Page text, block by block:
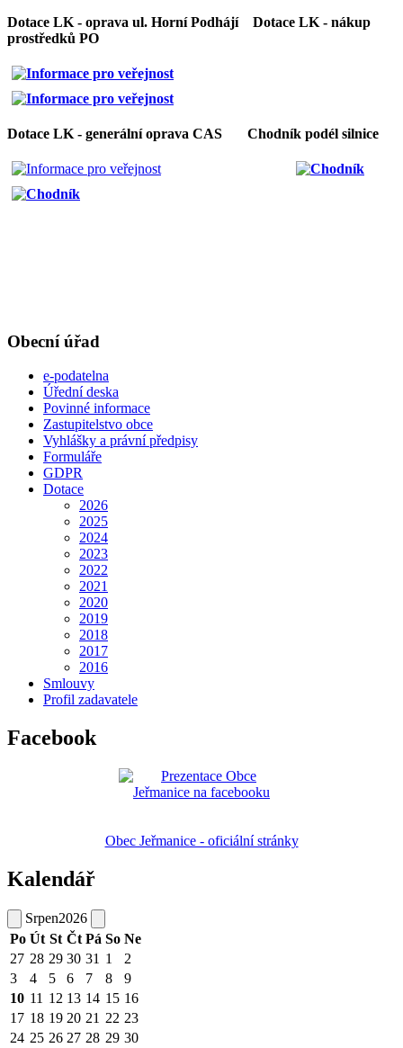
Dotace LK - oprava ul. Horní Podhájí Dotace LK - nákup
prostředků PO
Dotace LK - generální oprava CAS Chodník podél silnice
Obecní úřad
e-podatelna
Úřední deska
Povinné informace
Zastupitelstvo obce
Vyhlášky a právní předpisy
Formuláře
GDPR
Dotace
2026
2025
2024
2023
2022
2021
2020
2019
2018
2017
2016
Smlouvy
Profil zadavatele
Facebook
Obec Jeřmanice - oficiální stránky
Kalendář
Srpen2026
Po Út St Čt Pá So Ne
27 28 29 30 31 1
2
3
4 5 6 7 8
9
10 11 12 13 14 15 16
17 18 19 20 21 22 23
24 25 26 27 28 29 30